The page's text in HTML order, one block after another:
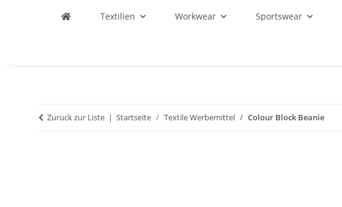
Textilien Workwear Sportswear
Zurück zur Liste Startseite Textile Werbemittel Colour Block Beanie